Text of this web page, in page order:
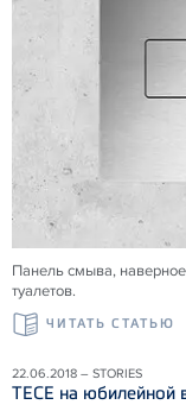
Панель смыва,
туалетов.
ЧИТАТЬ СТАТЬЮ
22.06.2018 – STORIES
ТЕСЕ на юбилейной